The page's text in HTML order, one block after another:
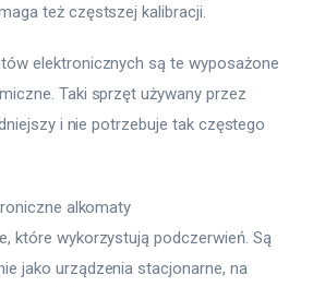
też częstszej kalibracji.
elektronicznych są te wyposażone
Taki sprzęt używany przez
i nie potrzebuje tak częstego
alkomaty
które wykorzystują podczerwień. Są
jako urządzenia stacjonarne, na